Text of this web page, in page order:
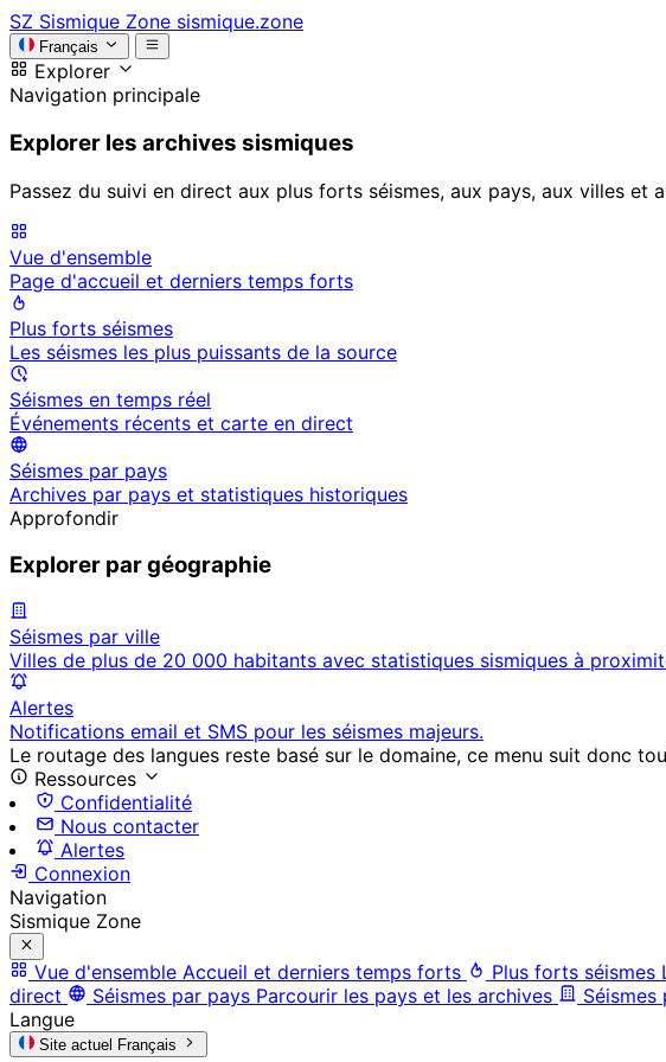
SZ Sismique Zone sismique.zone
Français
Explorer
Navigation principale
Explorer les archives sismiques
Passez du suivi en direct aux plus forts séismes, aux pays, aux villes et
Vue d'ensemble
Page d'accueil et derniers temps forts
Plus forts séismes
Les séismes les plus puissants de la source
Séismes en temps réel
Événements récents et carte en direct
Séismes par pays
Archives par pays et statistiques historiques
Approfondir
Explorer par géographie
Séismes par ville
Villes de plus de 20 000 habitants avec statistiques sismiques à
Alertes
Notifications email et SMS pour les séismes majeurs.
Le routage des langues reste basé sur le domaine, ce menu suit donc
Ressources
Confidentialité
Nous contacter
Alertes
Connexion
Navigation
Sismique Zone
Vue d'ensemble Accueil et derniers temps forts Plus forts séismes
direct
Séismes par pays Parcourir les pays et les archives Séismes
Langue
Site actuel Français